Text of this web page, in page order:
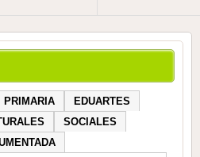
PRIMARIA
EDUARTES
SOCIALES